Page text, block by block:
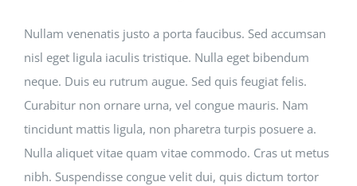
Nullam venenatis justo a porta faucibus. Sed accumsan
nisl eget ligula iaculis tristique. Nulla eget bibendum
neque. Duis eu rutrum augue. Sed quis feugiat felis.
Curabitur non ornare urna, vel congue mauris. Nam
tincidunt mattis ligula, non pharetra turpis posuere a.
Nulla aliquet vitae quam vitae commodo. Cras ut metus
nibh. Suspendisse congue velit dui, quis dictum tortor